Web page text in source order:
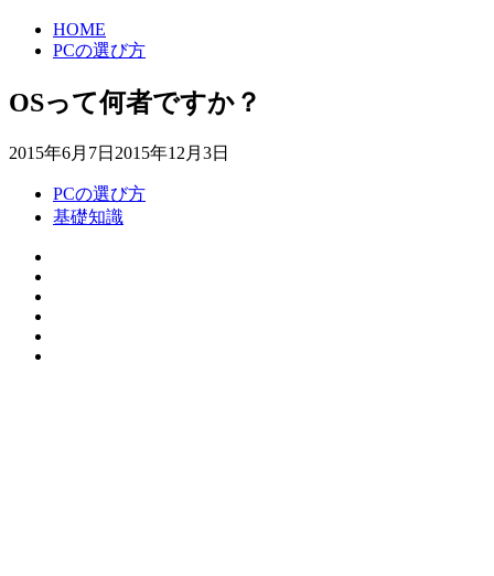
HOME
PCの選び方
OSって何者ですか？
2015年6月7日 2015年12月3日
PCの選び方
基礎知識